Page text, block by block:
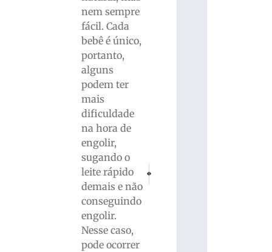
nem sempre
fácil. Cada
bebê é único,
portanto,
alguns
podem ter
mais
dificuldade
na hora de
engolir,
sugando o
leite rápido
demais e não
conseguindo
engolir.
Nesse caso,
pode ocorrer